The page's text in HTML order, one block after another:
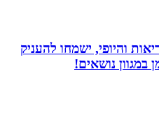
והיופי, ישמחו להעניק
נושאים!